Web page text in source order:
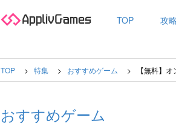
TOP 攻
TOP 特集 おすすめゲーム 【無料】
おすすめゲーム